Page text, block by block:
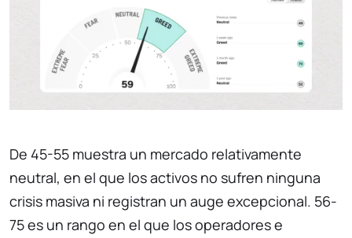
De 45-55 muestra un mercado relativamente
neutral, en el que los activos no sufren ninguna
crisis masiva ni registran un auge excepcional. 56-
75 es un rango en el que los operadores e